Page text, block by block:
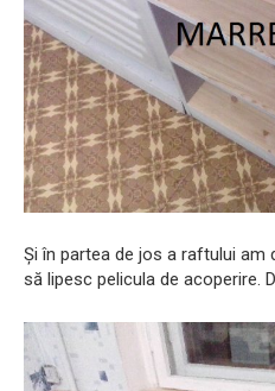
Și în partea de jos a raftului am
să lipesc pelicula de acoperire.